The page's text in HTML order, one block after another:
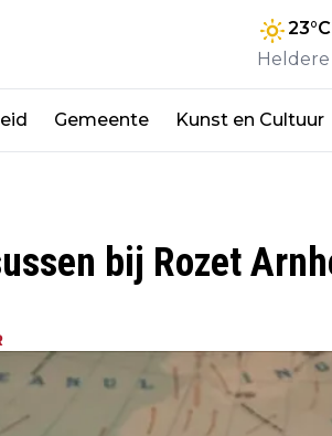
23°C
Heldere
Gemeente Kunst en Cultuur
bij Rozet